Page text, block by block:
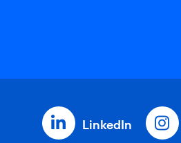
LinkedIn